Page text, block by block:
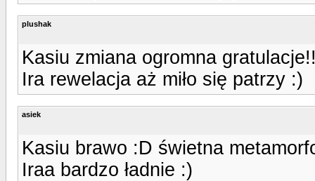
plushak
Kasiu zmiana ogromna
Ira rewelacja aż miło się patrzy :)
asiek
Kasiu brawo :D świetna
Iraa bardzo ładnie :)